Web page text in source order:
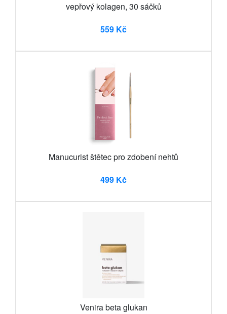
vepřový kolagen, 30 sáčků
559 Kč
Manucurist štětec pro zdobení nehtů
499 Kč
Venira beta glukan